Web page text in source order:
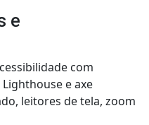
e
com
e axe
leitores de tela, zoom